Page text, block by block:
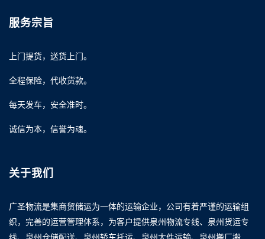
服务宗旨
上门提货，送货上门。
全程保险，代收货款。
每天发车，安全准时。
诚信为本，信誉为魂。
关于我们
广圣物流是集商贸储运为一体的运输企业，公司有着严谨的运输组
织，完善的运营管理体系，为客户提供泉州物流专线、泉州货运专
线、泉州仓储配送、泉州轿车托运、泉州大件运输、泉州搬厂搬